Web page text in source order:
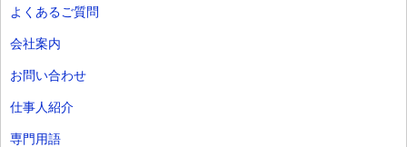
よくあるご質問
会社案内
お問い合わせ
仕事人紹介
専門用語